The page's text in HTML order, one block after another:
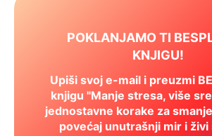
POKLANJAMO TI
KNJIGU!
Upiši svoj e-mail i preuzmi
knjigu "Manje stresa, više
jednostavne korake za
povećaj unutrašnji mir i